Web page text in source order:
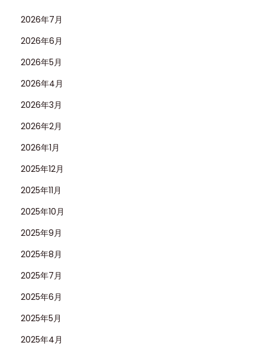
2026年7月
2026年6月
2026年5月
2026年4月
2026年3月
2026年2月
2026年1月
2025年12月
2025年11月
2025年10月
2025年9月
2025年8月
2025年7月
2025年6月
2025年5月
2025年4月